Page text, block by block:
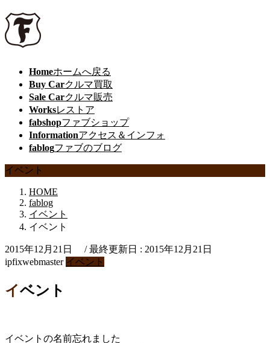
Homeホームへ戻る
Buy Carクルマ買取
Sale Carクルマ販売
Worksレストア
fabshopファブショップ
Informationアクセス＆インフォ
fablogファブのブログ
イベント
HOME
fablog
イベント
イベント
2015年12月21日 / 最終更新日 : 2015年12月21日
ipfixwebmaster イベント
イベント
イベントの名前忘れました